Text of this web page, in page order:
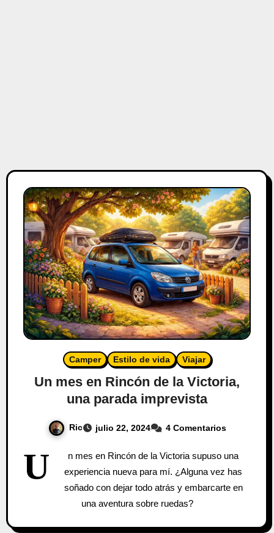
Camper Estilo de vida Viajar
Un mes en Rincón de la Victoria,
una parada imprevista
Ric julio 22, 2024 4 Comentarios
U
n mes en Rincón de la Victoria supuso una
experiencia nueva para mí. ¿Alguna vez has
soñado con dejar todo atrás y embarcarte en
una aventura sobre ruedas?